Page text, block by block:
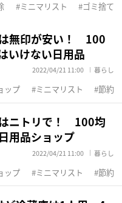
ミニマリスト ゴミ捨て
無印が安い！ 100
いけない日用品
2022/04/21 11:00 暮らし
ップ ミニマリスト 節約
ニトリで！ 100均
用品ショップ
2022/04/21 11:00 暮らし
ップ ミニマリスト 節約